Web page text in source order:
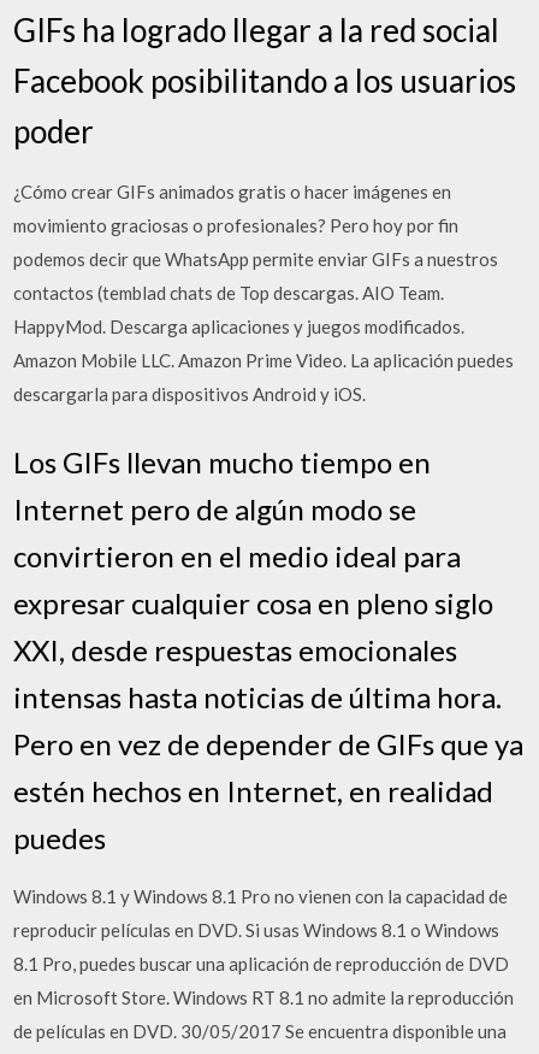
GIFs ha logrado llegar a la red social
Facebook posibilitando a los usuarios
poder
¿Cómo crear GIFs animados gratis o hacer imágenes en
movimiento graciosas o profesionales? Pero hoy por fin
podemos decir que WhatsApp permite enviar GIFs a nuestros
contactos (temblad chats de Top descargas. AIO Team.
HappyMod. Descarga aplicaciones y juegos modificados.
Amazon Mobile LLC. Amazon Prime Video. La aplicación puedes
descargarla para dispositivos Android y iOS.
Los GIFs llevan mucho tiempo en
Internet pero de algún modo se
convirtieron en el medio ideal para
expresar cualquier cosa en pleno siglo
XXI, desde respuestas emocionales
intensas hasta noticias de última hora.
Pero en vez de depender de GIFs que ya
estén hechos en Internet, en realidad
puedes
Windows 8.1 y Windows 8.1 Pro no vienen con la capacidad de
reproducir películas en DVD. Si usas Windows 8.1 o Windows
8.1 Pro, puedes buscar una aplicación de reproducción de DVD
en Microsoft Store. Windows RT 8.1 no admite la reproducción
de películas en DVD. 30/05/2017 Se encuentra disponible una